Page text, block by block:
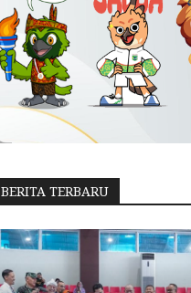
BERITA TERBARU